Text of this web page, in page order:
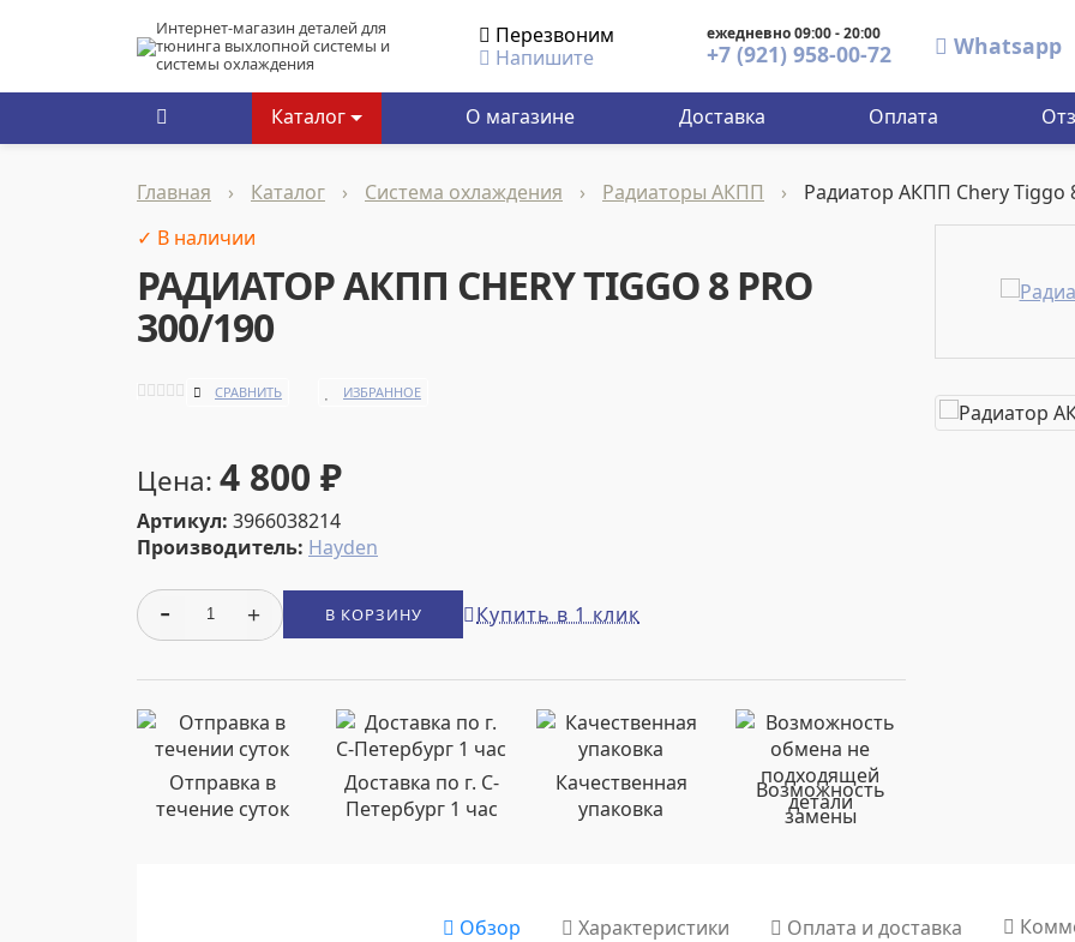
Интернет-магазин деталей для
тюнинга выхлопной системы и
системы охлаждения
Перезвоним
Напишите
ежедневно 09:00 - 20:00
+7 (921) 958-00-72 Whatsapp
Каталог О магазине Доставка Оплата
Главная › Каталог › Система охлаждения › Радиаторы АКПП ›
Радиатор АКПП Chery Tiggo
✓ В наличии
РАДИАТОР АКПП CHERY TIGGO 8 PRO
300/190
СРАВНИТЬ ИЗБРАННОЕ
Цена: 4 800 ₽
Артикул: 3966038214
Производитель: Hayden
В КОРЗИНУ Купить в 1 клик
Отправка в
течение суток
Доставка по г. С-
Петербург 1 час
Качественная
упаковка
Возможность
замены
Обзор Характеристики Оплата и доставка